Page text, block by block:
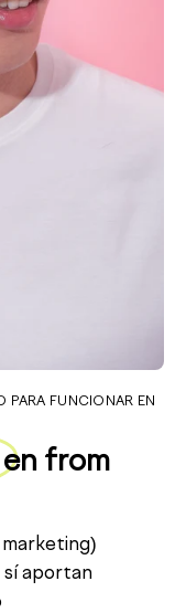
PARA FUNCIONAR EN
en from
sí aportan